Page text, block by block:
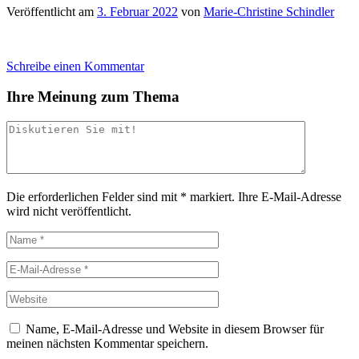
Veröffentlicht am 3. Februar 2022 von Marie-Christine Schindler
Schreibe einen Kommentar
Ihre Meinung zum Thema
Die erforderlichen Felder sind mit * markiert. Ihre E-Mail-Adresse
wird nicht veröffentlicht.
Name, E-Mail-Adresse und Website in diesem Browser für
meinen nächsten Kommentar speichern.